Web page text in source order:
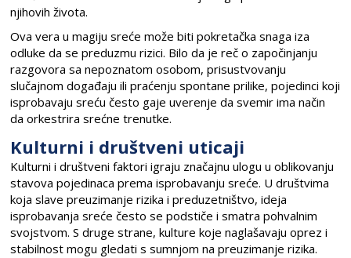
njihovih života.
Ova vera u magiju sreće može biti pokretačka snaga iza
odluke da se preduzmu rizici. Bilo da je reč o započinjanju
razgovora sa nepoznatom osobom, prisustvovanju
slučajnom događaju ili praćenju spontane prilike, pojedinci koji
isprobavaju sreću često gaje uverenje da svemir ima način
da orkestrira srećne trenutke.
Kulturni i društveni uticaji
Kulturni i društveni faktori igraju značajnu ulogu u oblikovanju
stavova pojedinaca prema isprobavanju sreće. U društvima
koja slave preuzimanje rizika i preduzetništvo, ideja
isprobavanja sreće često se podstiče i smatra pohvalnim
svojstvom. S druge strane, kulture koje naglašavaju oprez i
stabilnost mogu gledati s sumnjom na preuzimanje rizika.